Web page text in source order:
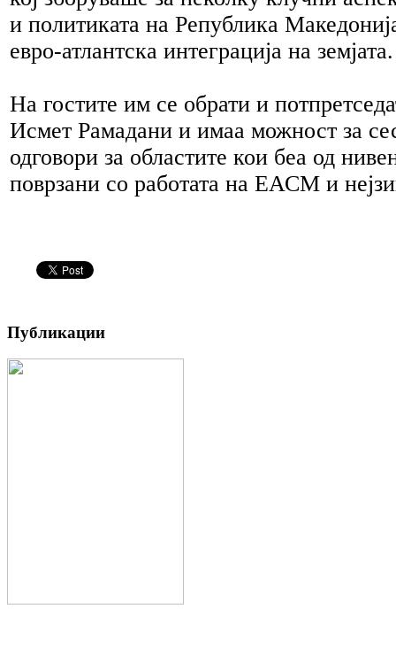
и политиката на Република
евро-атлантска интеграција на земјата.
На гостите им се обрати и
Исмет Рамадани и имаа можност за
одговори за областите кои беа од
поврзани со работата на ЕАСМ и
Публикации